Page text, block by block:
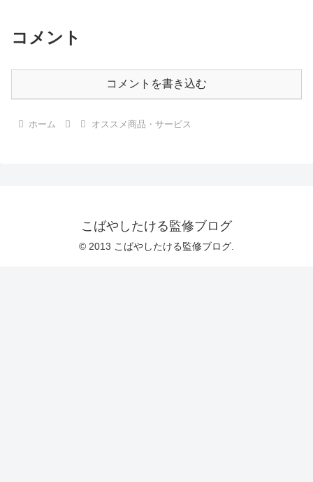
コメント
コメントを書き込む
ホーム オススメ商品・サービス
こばやしたける監修ブログ
© 2013 こばやしたける監修ブログ.